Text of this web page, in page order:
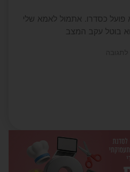
כסדרו. אתמול לאמא שלי
בוטל עקב המצב